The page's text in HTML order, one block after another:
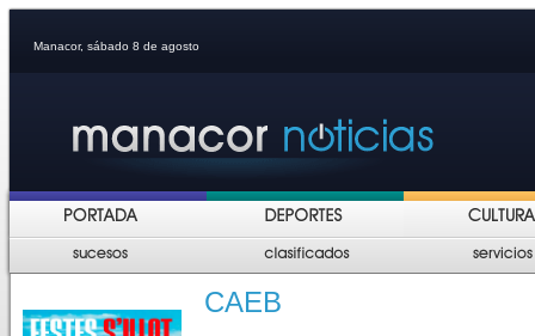
Manacor, sábado 8 de agosto
CAEB